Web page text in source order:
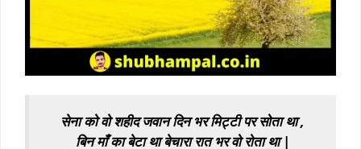
सेना को वो शहीद जवान दिन भर मिट्टी पर सोता था ,
बिन माँ का बेटा था बेचारा रात भर वो रोता था |